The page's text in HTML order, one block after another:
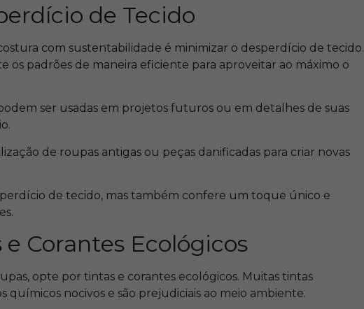
de Tecido
com sustentabilidade é minimizar o desperdício de tecido.
os padrões de maneira eficiente para aproveitar ao máximo o
ser usadas em projetos futuros ou em detalhes de suas
de roupas antigas ou peças danificadas para criar novas
de tecido, mas também confere um toque único e
Corantes Ecológicos
opte por tintas e corantes ecológicos. Muitas tintas
nocivos e são prejudiciais ao meio ambiente.